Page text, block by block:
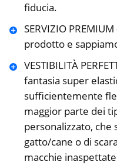
fiducia.
SERVIZIO
prodotto e
VESTIBILITÀ
fantasia super
sufficientemente
maggior parte dei
personalizzato, che
gatto/cane o di
macchie